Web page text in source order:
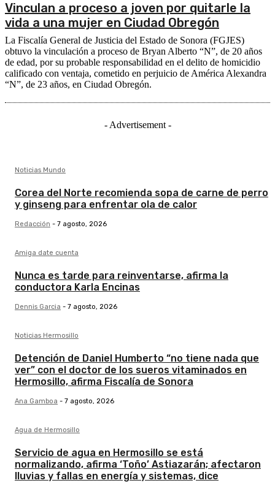
Vinculan a proceso a joven por quitarle la
vida a una mujer en Ciudad Obregón
La Fiscalía General de Justicia del Estado de Sonora (FGJES)
obtuvo la vinculación a proceso de Bryan Alberto “N”, de 20 años
de edad, por su probable responsabilidad en el delito de homicidio
calificado con ventaja, cometido en perjuicio de América Alexandra
“N”, de 23 años, en Ciudad Obregón.
- Advertisement -
Noticias Mundo
Corea del Norte recomienda sopa de carne de perro
y ginseng para enfrentar ola de calor
Redacción - 7 agosto, 2026
Amiga date cuenta
Nunca es tarde para reinventarse, afirma la
conductora Karla Encinas
Dennis Garcia - 7 agosto, 2026
Noticias Hermosillo
Detención de Daniel Humberto “no tiene nada que
ver” con el doctor de los sueros vitaminados en
Hermosillo, afirma Fiscalía de Sonora
Ana Gamboa - 7 agosto, 2026
Agua de Hermosillo
Servicio de agua en Hermosillo se está
normalizando, afirma ‘Toño’ Astiazarán; afectaron
lluvias y fallas en energía y sistemas, dice